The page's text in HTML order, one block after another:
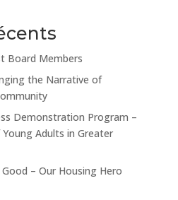
Board Members
the Narrative of
Demonstration Program –
Adults in Greater
– Our Housing Hero